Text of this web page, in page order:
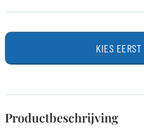
KIES
Productbeschrijving